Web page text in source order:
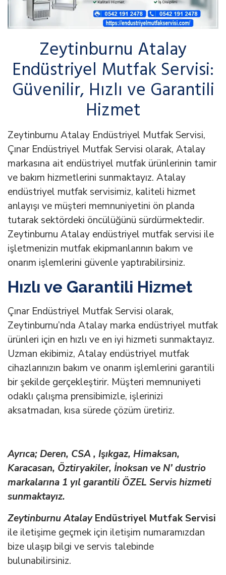
Zeytinburnu Atalay
Endüstriyel Mutfak Servisi:
Güvenilir, Hızlı ve Garantili
Hizmet
Zeytinburnu Atalay Endüstriyel Mutfak Servisi,
Çınar Endüstriyel Mutfak Servisi olarak, Atalay
markasına ait endüstriyel mutfak ürünlerinin tamir
ve bakım hizmetlerini sunmaktayız. Atalay
endüstriyel mutfak servisimiz, kaliteli hizmet
anlayışı ve müşteri memnuniyetini ön planda
tutarak sektördeki öncülüğünü sürdürmektedir.
Zeytinburnu Atalay endüstriyel mutfak servisi ile
işletmenizin mutfak ekipmanlarının bakım ve
onarım işlemlerini güvenle yaptırabilirsiniz.
Hızlı ve Garantili Hizmet
Çınar Endüstriyel Mutfak Servisi olarak,
Zeytinburnu’nda Atalay marka endüstriyel mutfak
ürünleri için en hızlı ve en iyi hizmeti sunmaktayız.
Uzman ekibimiz, Atalay endüstriyel mutfak
cihazlarınızın bakım ve onarım işlemlerini garantili
bir şekilde gerçekleştirir. Müşteri memnuniyeti
odaklı çalışma prensibimizle, işlerinizi
aksatmadan, kısa sürede çözüm üretiriz.
Ayrıca; Deren, CSA , Işıkgaz, Himaksan,
Karacasan, Öztiryakiler, İnoksan ve N’ dustrio
markalarına 1 yıl garantili ÖZEL Servis hizmeti
sunmaktayız.
Zeytinburnu AtalayEndüstriyel Mutfak Servisi
ile iletişime geçmek için iletişim numaramızdan
bize ulaşıp bilgi ve servis talebinde
bulunabilirsiniz.